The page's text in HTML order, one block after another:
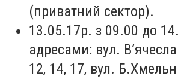
(приватний сектор).
13.05.17р. з 09.00 до
адресами: вул.
12, 14, 17, вул.